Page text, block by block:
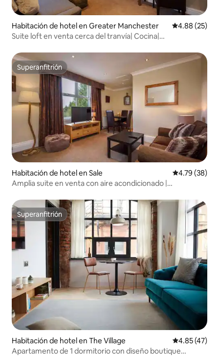
Habitación de hotel en Greater Manchester Calificación
4.88 (25)
Suite loft en venta cerca del tranvía| Cocina|
Superanfitrión
Superanfitrión
Habitación de hotel en Sale Calificación
4.79 (38)
Amplia suite en venta con aire acondicionado |
Superanfitrión
Superanfitrión
Habitación de hotel en The Village Calificación
4.85 (47)
Apartamento de 1 dormitorio con diseño boutique